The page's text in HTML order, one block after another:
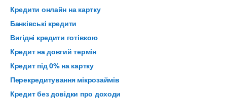
Кредити онлайн на картку
Банківські кредити
Вигідні кредити готівкою
Кредит на довгий термін
Кредит під 0% на картку
Перекредитування мікрозаймів
Кредит без довідки про доходи